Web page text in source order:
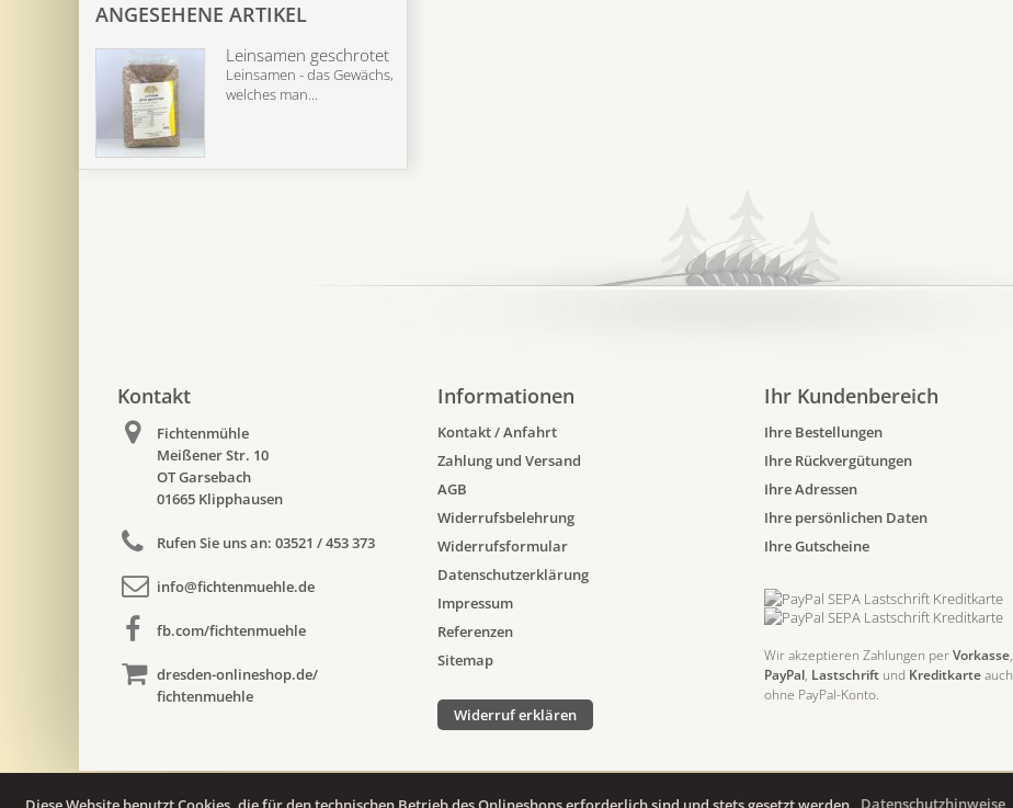
Diese Website benutzt Cookies, die für den technischen Betrieb des Onlineshops erforderlich sind und stets gesetzt werden. Datenschutzhinweise
ANGESEHENE ARTIKEL
Leinsamen geschrotet
Leinsamen - das Gewächs,
welches man...
Kontakt
Fichtenmühle
Meißener Str. 10
OT Garsebach
01665 Klipphausen
Rufen Sie uns an: 03521 / 453 373
info@fichtenmuehle.de
fb.com/fichtenmuehle
dresden-onlineshop.de/
fichtenmuehle
Informationen
Kontakt / Anfahrt
Zahlung und Versand
AGB
Widerrufsbelehrung
Widerrufsformular
Datenschutzerklärung
Impressum
Referenzen
Sitemap
Widerruf erklären
Ihr Kundenbereich
Ihre Bestellungen
Ihre Rückvergütungen
Ihre Adressen
Ihre persönlichen Daten
Ihre Gutscheine
Wir akzeptieren Zahlungen perVorkasse,
PayPal, Lastschrift und Kreditkarteauch
ohne PayPal-Konto.